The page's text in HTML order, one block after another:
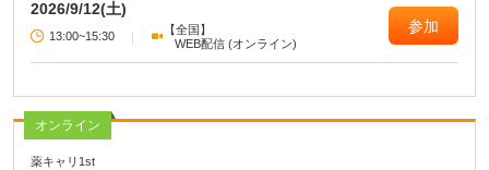
2026/9/12(土)
13:00~15:30 |
【全国】
WEB配信 (オンライン)
参加
オンライン
薬キャリ1st